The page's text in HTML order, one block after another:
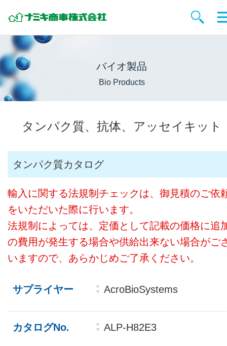
バイオ製品
Bio Products
タンパク質、抗体、アッセイキット
タンパク質カタログ
輸入に関する法規制チェックは、御見積のご依
をいただいた際に行います。
法規制によっては、定価として記載の価格に追
の費用が発生する場合や供給出来ない場合がご
いますので、あらかじめご了承ください。
サプライヤー AcroBioSystems
カタログNo. ALP-H82E3